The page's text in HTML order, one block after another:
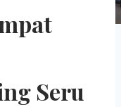
Seru